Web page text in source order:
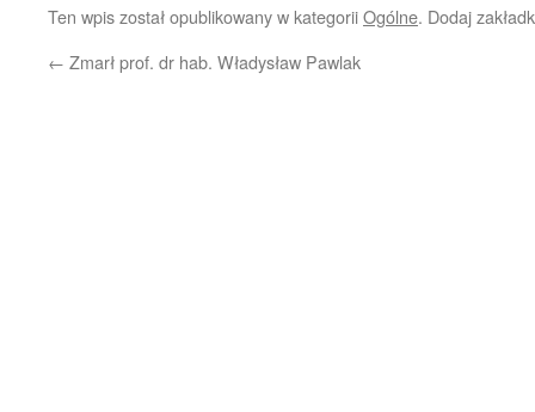
Ten wpis został opublikowany w kategoriiOgólne. Dodaj
← Zmarł prof. dr hab. Władysław Pawlak